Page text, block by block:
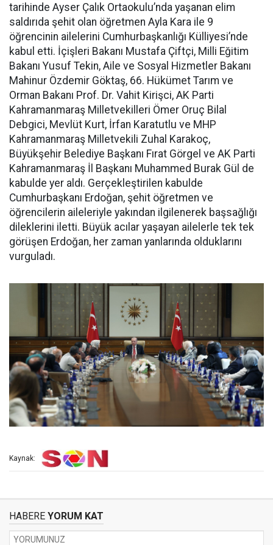
tarihinde Ayser Çalık Ortaokulu’nda yaşanan elim
saldırıda şehit olan öğretmen Ayla Kara ile 9
öğrencinin ailelerini Cumhurbaşkanlığı Külliyesi’nde
kabul etti. İçişleri Bakanı Mustafa Çiftçi, Milli Eğitim
Bakanı Yusuf Tekin, Aile ve Sosyal Hizmetler Bakanı
Mahinur Özdemir Göktaş, 66. Hükümet Tarım ve
Orman Bakanı Prof. Dr. Vahit Kirişci, AK Parti
Kahramanmaraş Milletvekilleri Ömer Oruç Bilal
Debgici, Mevlüt Kurt, İrfan Karatutlu ve MHP
Kahramanmaraş Milletvekili Zuhal Karakoç,
Büyükşehir Belediye Başkanı Fırat Görgel ve AK Parti
Kahramanmaraş İl Başkanı Muhammed Burak Gül de
kabulde yer aldı. Gerçekleştirilen kabulde
Cumhurbaşkanı Erdoğan, şehit öğretmen ve
öğrencilerin aileleriyle yakından ilgilenerek başsağlığı
dileklerini iletti. Büyük acılar yaşayan ailelerle tek tek
görüşen Erdoğan, her zaman yanlarında olduklarını
vurguladı.
Kaynak:
HABERE YORUM KAT